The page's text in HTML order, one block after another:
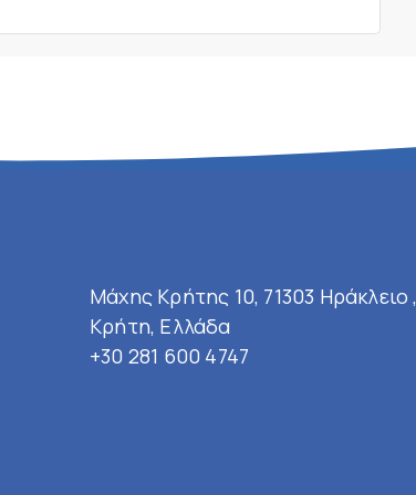
Μάχης Κρήτης 10, 71303 Ηράκλειο ,
Κρήτη, Ελλάδα
+30 281 600 4747